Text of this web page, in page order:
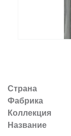
Страна
Фабрика
Коллекция
Название